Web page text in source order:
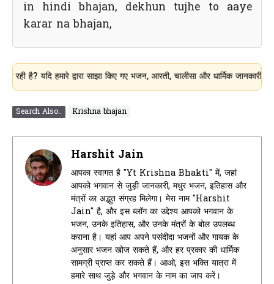
in hindi bhajan, dekhun tujhe to aaye
karar na bhajan,
हमारे द्वारा साझा किए गए भजन, आरती, चालीसा और धार्मिक जानकारी
Search Also.. Krishna bhajan
Harshit Jain
आपका स्वागत है "Yt Krishna Bhakti" में, जहां
आपको भगवान से जुड़ी जानकारी, मधुर भजन, इतिहास और
मंत्रों का अद्भुत संग्रह मिलेगा। मेरा नाम "Harshit
Jain" है, और इस ब्लॉग का उद्देश्य आपको भगवान के
भजन, उनके इतिहास, और उनके मंत्रों के बोल उपलब्ध
कराना है। यहां आप अपने पसंदीदा भजनों और गायक के
अनुसार भजन खोज सकते हैं, और हर प्रकार की धार्मिक
सामग्री प्राप्त कर सकते हैं। आओ, इस भक्ति यात्रा में
हमारे साथ जुड़े और भगवान के नाम का जाप करें।